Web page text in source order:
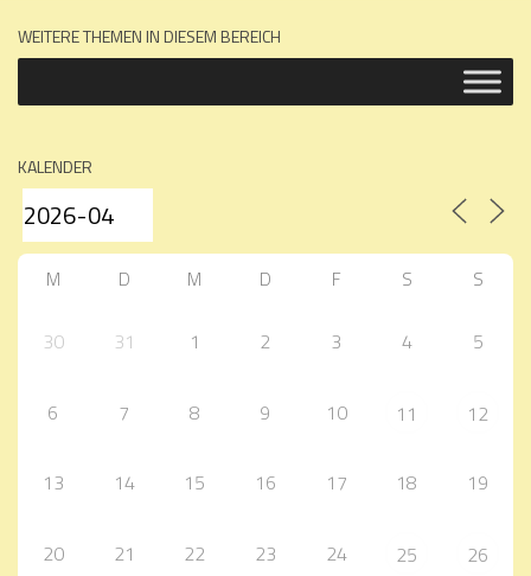
WEITERE THEMEN IN DIESEM BEREICH
KALENDER
M D M D F S S
30 31 1 2 3 4 5
6 7 8 9 10 11 12
13 14 15 16 17 18 19
20 21 22 23 24 25 26